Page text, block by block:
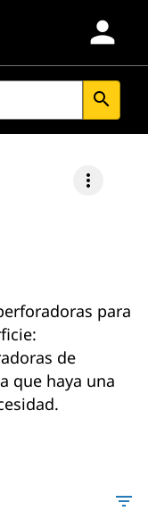
person
search
more_vert
para
de
que haya una
filter_list